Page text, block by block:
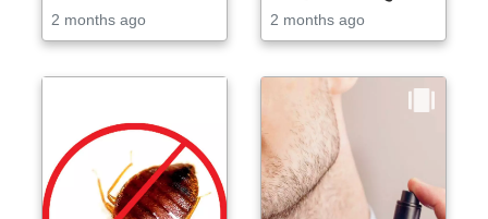
2 months ago 2 months ago